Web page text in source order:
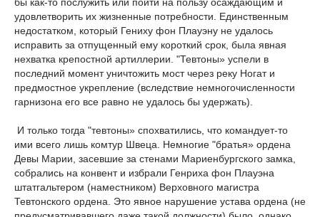
удовлетворить их жизненные потребности. Единственным
недостатком, который Гениху фон Плауэну не удалось
исправить за отпущенный ему короткий срок, была явная
нехватка крепостной артиллерии. "Тевтоны» успели в
последний момент уничтожить мост через реку Ногат и
предмостное укрепление (вследствие немногочисленности
гарнизона его все равно не удалось бы удержать).
И только тогда "тевтоны» спохватились, что командует-то
ими всего лишь комтур Швеца. Немногие "братья» ордена
Девы Марии, засевшие за стенами Мариенбургского замка,
собрались на конвент и избрали Генриха фон Плауэна
штатгальтером (наместником) Верховного магистра
Тевтонского ордена. Это явное нарушение устава ордена (не